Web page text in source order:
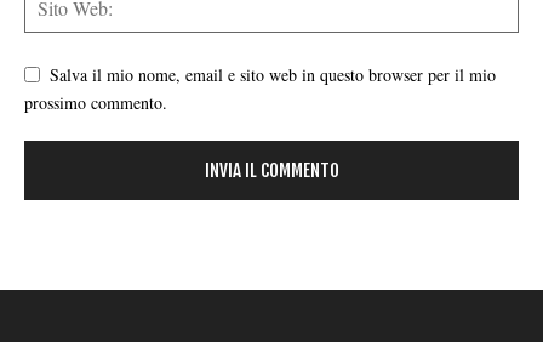
Salva il mio nome, email e sito web in questo browser per il mio
prossimo commento.